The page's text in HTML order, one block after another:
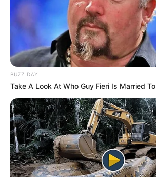
BUZZ DAY
Take A Look At Who Guy Fieri Is Married To